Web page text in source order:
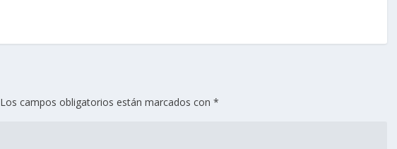
Los campos obligatorios están marcados con*